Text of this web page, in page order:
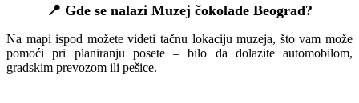
📍 Gde se nalazi Muzej čokolade Beograd?
Na mapi ispod možete videti tačnu lokaciju muzeja, što vam može
pomoći pri planiranju posete – bilo da dolazite automobilom,
gradskim prevozom ili pešice.